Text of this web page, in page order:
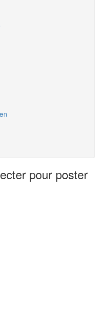
pour poster